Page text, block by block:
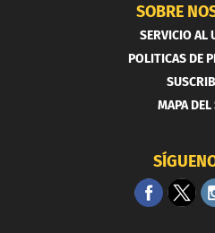
SOBRE
SERVICIO AL
POLITICAS DE
MAPA